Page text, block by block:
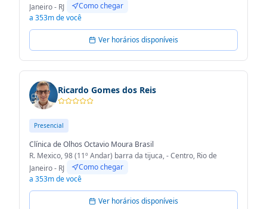
Janeiro - RJ
Como chegar
a 353m de você
Ver horários disponíveis
Ricardo Gomes dos Reis
Presencial
Clínica de Olhos Octavio Moura Brasil
R. Mexico, 98 (11º Andar) barra da tijuca, - Centro, Rio de
Janeiro - RJ
Como chegar
a 353m de você
Ver horários disponíveis